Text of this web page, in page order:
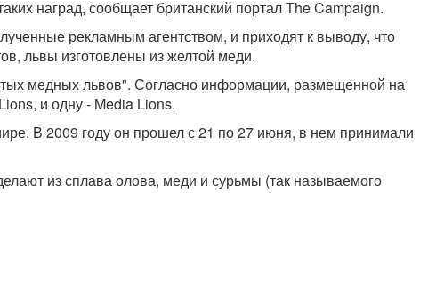
наград, сообщает британский портал The Campaign.
рекламным агентством, и приходят к выводу, что
львы изготовлены из желтой меди.
медных львов". Согласно информации, размещенной на
и одну - Media Lions.
В 2009 году он прошел с 21 по 27 июня, в нем принимали
из сплава олова, меди и сурьмы (так называемого